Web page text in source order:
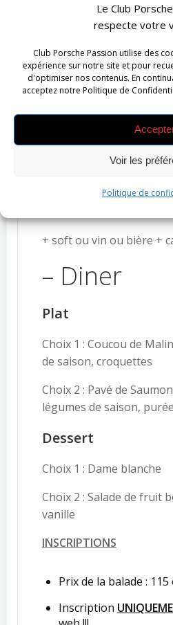
Le Club
respecte votre
Club Porsche Passion utilise des
expérience sur notre site et pour
d'optimiser nos contenus. En
acceptez notre Politique de
Voir les
Politique de
Apéritfsuivi
Hôtel « Ter Heide »
Menu
– Lunch
Choix 1 : Croque-
+ soft ou vin ou bière +
– Diner
Plat
Choix 1 : Coucou de
de saison, croquettes
Choix 2 : Pavé de
légumes de saison, purée
Dessert
Choix 1 : Dame blanche
Choix 2 : Salade de fruit
vanille
INSCRIPTIONS
Prix de la balade :
Inscription